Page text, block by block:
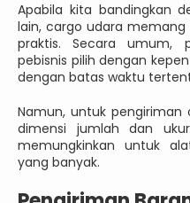
Apabila kita bandingkan
lain, cargo udara
praktis. Secara umum,
pebisnis pilih dengan
dengan batas waktu
Namun, untuk
dimensi jumlah dan
memungkinkan untuk
yang banyak.